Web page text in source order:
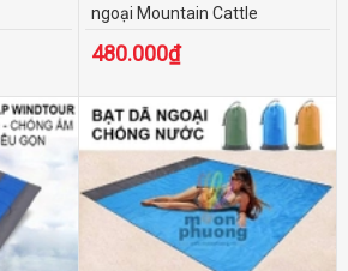
ngoại Mountain Cattle
480.000₫